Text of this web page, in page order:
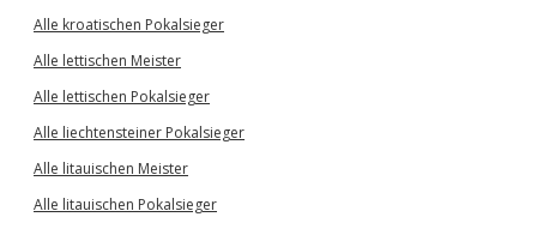
Alle kroatischen Pokalsieger
Alle lettischen Meister
Alle lettischen Pokalsieger
Alle liechtensteiner Pokalsieger
Alle litauischen Meister
Alle litauischen Pokalsieger